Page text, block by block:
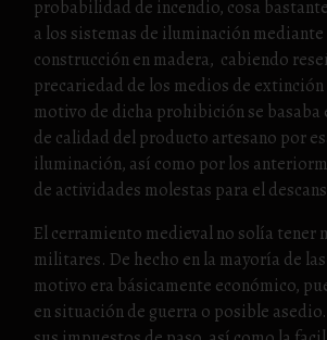
probabilidad de incendio, cosa
a los sistemas de iluminación mediante
construcción en madera, cabiendo
precariedad de los medios de
motivo de dicha prohibición se basaba
de calidad del producto artesano por
iluminación, así como por los
de actividades molestas para el
El cerramiento medieval no solía tener
militares. De hecho en la mayoría de
motivo era básicamente económico,
en situación de guerra o posible